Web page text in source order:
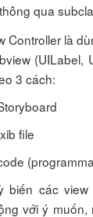
qua
Controller là
(UILabel,
3 cách:
file
biến các
với ý